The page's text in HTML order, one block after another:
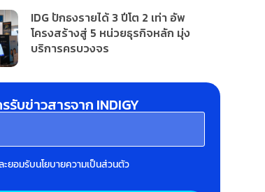
IDG ปักธงรายได้ 3 ปีโต 2 เท่า อัพ
โครงสร้างสู่ 5 หน่วยธุรกิจหลัก มุ่ง
บริการครบวงจร
รับข่าวสารจาก INDIGY
ะยอมรับนโยบายความเป็นส่วนตัว